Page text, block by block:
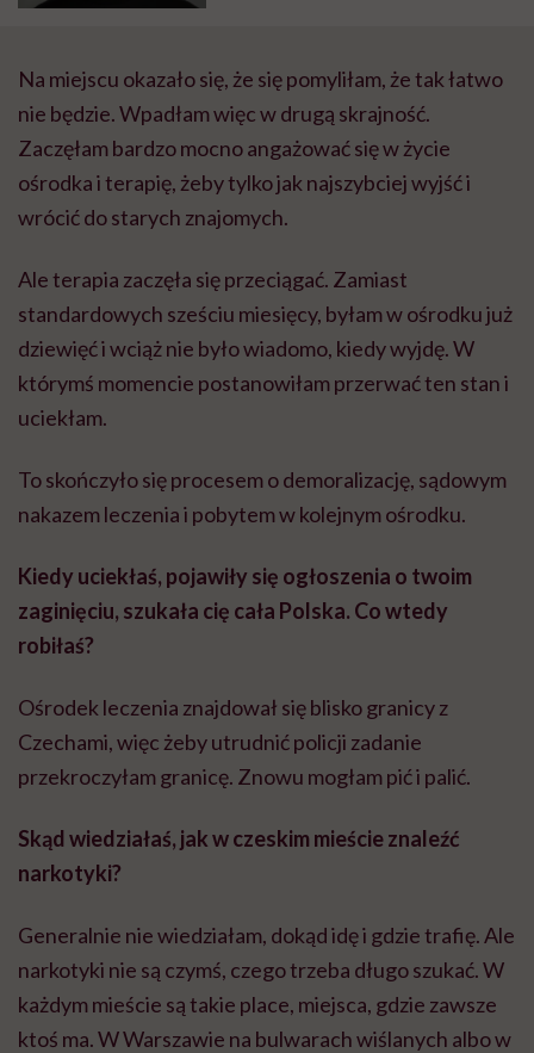
Na miejscu okazało się, że się pomyliłam, że tak łatwo
nie będzie. Wpadłam więc w drugą skrajność.
Zaczęłam bardzo mocno angażować się w życie
ośrodka i terapię, żeby tylko jak najszybciej wyjść i
wrócić do starych znajomych.
Ale terapia zaczęła się przeciągać. Zamiast
standardowych sześciu miesięcy, byłam w ośrodku już
dziewięć i wciąż nie było wiadomo, kiedy wyjdę. W
którymś momencie postanowiłam przerwać ten stan i
uciekłam.
To skończyło się procesem o demoralizację, sądowym
nakazem leczenia i pobytem w kolejnym ośrodku.
Kiedy uciekłaś, pojawiły się ogłoszenia o twoim
zaginięciu, szukała cię cała Polska. Co wtedy
robiłaś?
Ośrodek leczenia znajdował się blisko granicy z
Czechami, więc żeby utrudnić policji zadanie
przekroczyłam granicę. Znowu mogłam pić i palić.
Skąd wiedziałaś, jak w czeskim mieście znaleźć
narkotyki?
Generalnie nie wiedziałam, dokąd idę i gdzie trafię. Ale
narkotyki nie są czymś, czego trzeba długo szukać. W
każdym mieście są takie place, miejsca, gdzie zawsze
ktoś ma. W Warszawie na bulwarach wiślanych albo w